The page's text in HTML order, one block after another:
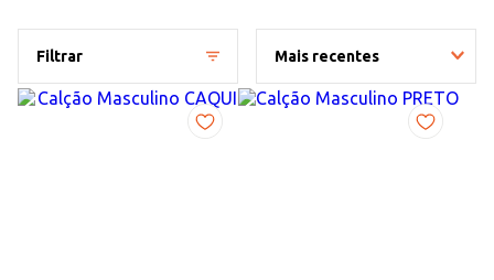
Filtrar Mais recentes